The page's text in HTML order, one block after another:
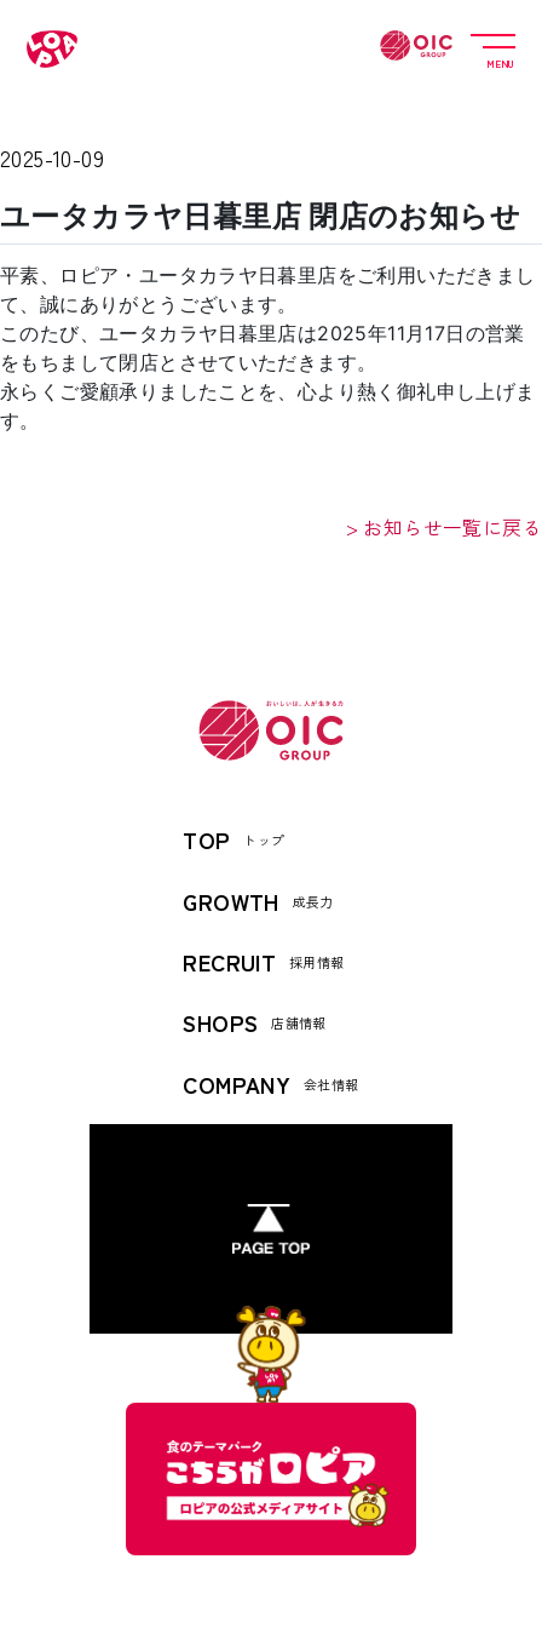
MENU
2025-10-09
ユータカラヤ日暮里店 閉店のお知らせ
平素、ロピア・ユータカラヤ日暮里店をご利用いただきまし
て、誠にありがとうございます。
このたび、ユータカラヤ日暮里店は2025年11月17日の営業
をもちまして閉店とさせていただきます。
永らくご愛顧承りましたことを、心より熱く御礼申し上げま
す。
> お知らせ一覧に戻る
TOP トップ
GROWTH 成長力
RECRUIT 採用情報
SHOPS 店舗情報
COMPANY 会社情報